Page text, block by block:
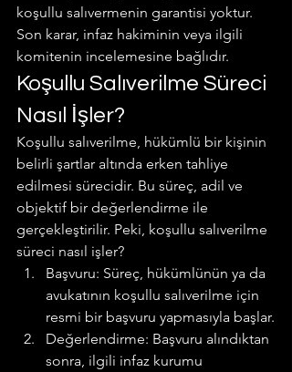
koşullu salıvermenin garantisi yoktur.
Son karar, infaz hakiminin veya ilgili
komitenin incelemesine bağlıdır.
Koşullu Salıverilme Süreci
Nasıl İşler?
Koşullu salıverilme, hükümlü bir kişinin
belirli şartlar altında erken tahliye
edilmesi sürecidir. Bu süreç, adil ve
objektif bir değerlendirme ile
gerçekleştirilir. Peki, koşullu salıverilme
süreci nasıl işler?
Başvuru: Süreç, hükümlünün ya da
avukatının koşullu salıverilme için
resmi bir başvuru yapmasıyla başlar.
Değerlendirme: Başvuru alındıktan
sonra, ilgili infaz kurumu